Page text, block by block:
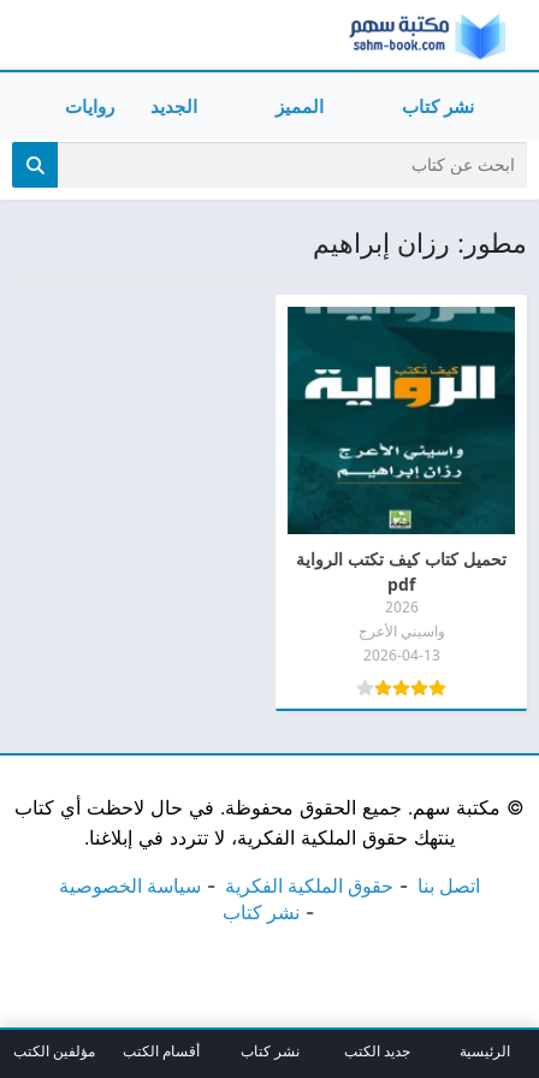
نشر كتاب المميز الجديد روايات
مطور: رزان إبراهيم
تحميل كتاب كيف تكتب الرواية
pdf
2026
واسيني الأعرج
2026-04-13
© مكتبة سهم. جميع الحقوق محفوظة. في حال لاحظت أي كتاب
ينتهك حقوق الملكية الفكرية، لا تتردد في إبلاغنا.
اتصل بنا حقوق الملكية الفكرية
سياسة الخصوصية
نشر كتاب
الرئيسية جديد الكتب نشر كتاب أقسام الكتب مؤلفين الكتب